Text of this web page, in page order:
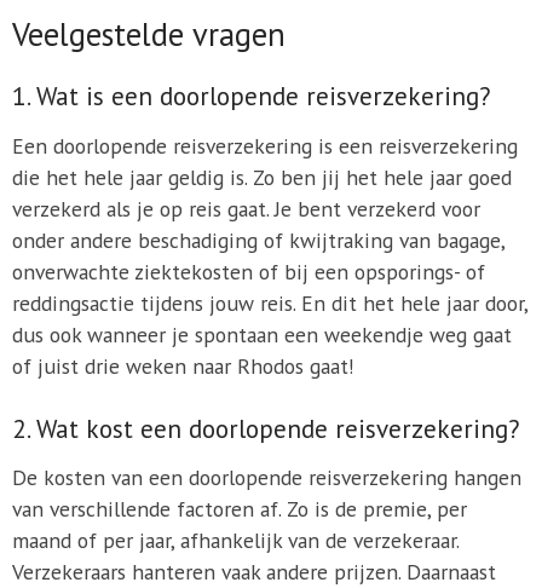
Veelgestelde vragen
1. Wat is een doorlopende reisverzekering?
Een doorlopende reisverzekering is een reisverzekering
die het hele jaar geldig is. Zo ben jij het hele jaar goed
verzekerd als je op reis gaat. Je bent verzekerd voor
onder andere beschadiging of kwijtraking van bagage,
onverwachte ziektekosten of bij een opsporings- of
reddingsactie tijdens jouw reis. En dit het hele jaar door,
dus ook wanneer je spontaan een weekendje weg gaat
of juist drie weken naar Rhodos gaat!
2. Wat kost een doorlopende reisverzekering?
De kosten van een doorlopende reisverzekering hangen
van verschillende factoren af. Zo is de premie, per
maand of per jaar, afhankelijk van de verzekeraar.
Verzekeraars hanteren vaak andere prijzen. Daarnaast